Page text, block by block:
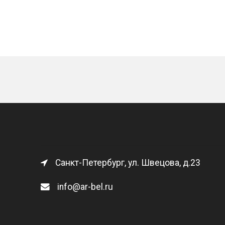
Санкт-Петербург, ул. Швецова, д.23
info@ar-bel.ru